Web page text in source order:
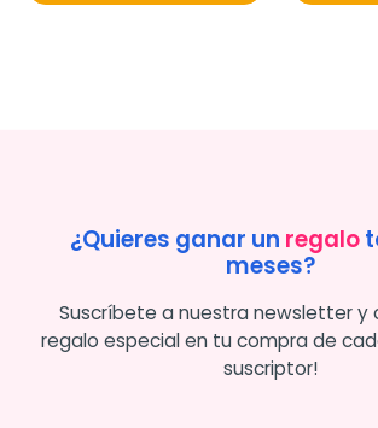
¿Quieres ganar un regalo
meses?
Suscríbete a nuestra newsletter y
regalo especial en tu compra de
suscriptor!